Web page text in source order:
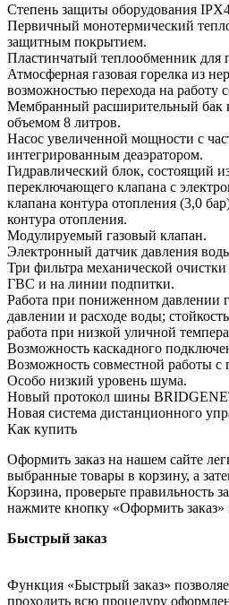
Степень защиты оборудования
Первичный монотермический
защитным покрытием.
Пластинчатый теплообменник для
Атмосферная газовая горелка из
возможностью перехода на работу
Мембранный расширительный бак
объемом 8 литров.
Насос увеличенной мощности с
интегрированным деаэратором.
Гидравлический блок, состоящий
переключающего клапана с
клапана контура отопления (3,0
контура отопления.
Модулируемый газовый клапан.
Электронный датчик давления
Три фильтра механической
ГВС и на линии подпитки.
Работа при пониженном давлении
давлении и расходе воды;
работа при низкой уличной
Возможность каскадного
Возможность совместной работы с
Особо низкий уровень шума.
Новый протокол шины
Новая система дистанционного
Как купить
Оформить заказ на нашем сайте
выбранные товары в корзину, а
Корзина, проверьте правильность
нажмите кнопку «Оформить заказ»
Быстрый заказ
Функция «Быстрый заказ»
проходить всю процедуру